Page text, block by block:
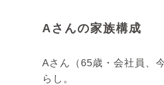
Aさんの家族構成
Aさん（65歳・会社員、
らし。